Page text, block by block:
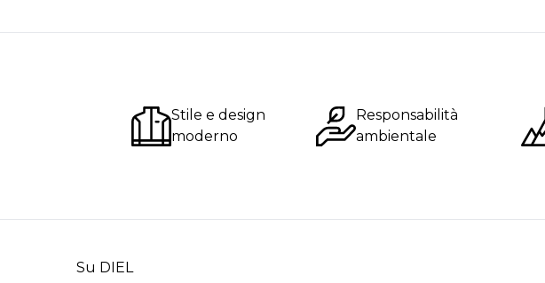
Stile e design
moderno
Responsabilità
ambientale
Su DIEL